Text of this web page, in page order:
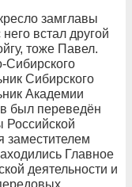
замглавы
встал другой
тоже Павел.
Сибирского
Сибирского
Академии
был переведён
Российской
заместителем
Главное
деятельности и